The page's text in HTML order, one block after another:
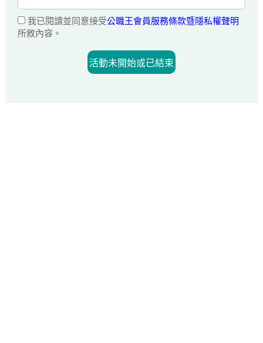
我已閱讀並同意接受公職王會員服務條款暨隱私權聲明
所敘內容。
活動未開始或已結束